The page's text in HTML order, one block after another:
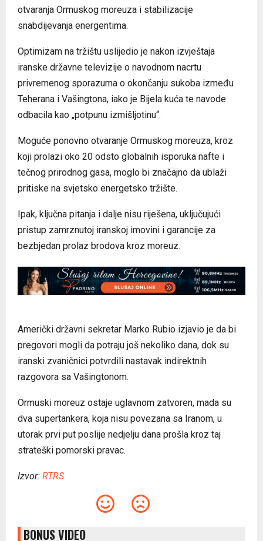
otvaranja Ormuskog moreuza i stabilizacije
snabdijevanja energentima.
Optimizam na tržištu uslijedio je nakon izvještaja
iranske državne televizije o navodnom nacrtu
privremenog sporazuma o okončanju sukoba između
Teherana i Vašingtona, iako je Bijela kuća te navode
odbacila kao „potpunu izmišljotinu“.
Moguće ponovno otvaranje Ormuskog moreuza, kroz
koji prolazi oko 20 odsto globalnih isporuka nafte i
tečnog prirodnog gasa, moglo bi značajno da ublaži
pritiske na svjetsko energetsko tržište.
Ipak, ključna pitanja i dalje nisu riješena, uključujući
pristup zamrznutoj iranskoj imovini i garancije za
bezbjedan prolaz brodova kroz moreuz.
Američki državni sekretar Marko Rubio izjavio je da bi
pregovori mogli da potraju još nekoliko dana, dok su
iranski zvaničnici potvrdili nastavak indirektnih
razgovora sa Vašingtonom.
Ormuski moreuz ostaje uglavnom zatvoren, mada su
dva supertankera, koja nisu povezana sa Iranom, u
utorak prvi put poslije nedjelju dana prošla kroz taj
strateški pomorski pravac.
Izvor: RTRS
BONUS VIDEO